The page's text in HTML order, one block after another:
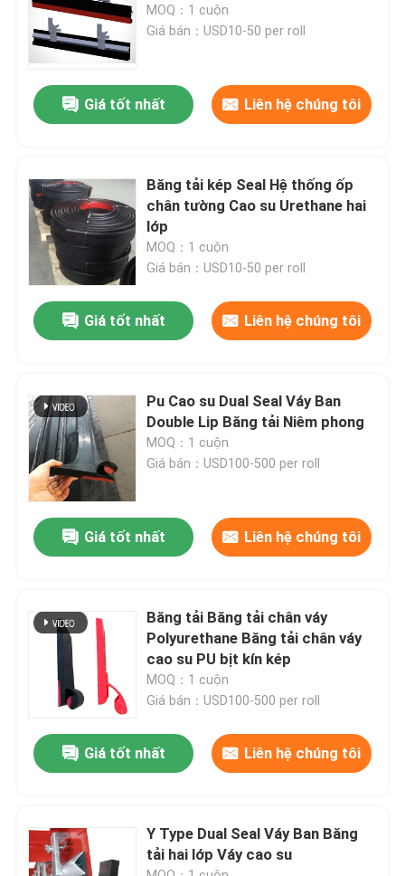
Sản phẩm
Video
Về chúng tôi
Kiểm soát chất lượng
Liên hệ chúng tôi
Tin tức
Lớp lót gốm Alumina
MOQ：1 cuộn
Giá bán：USD10-50 per roll
Giá tốt nhất Liên hệ chúng tôi
Băng tải kép Seal Hệ thống ốp
chân tường Cao su Urethane hai
lớp
MOQ：1 cuộn
Giá bán：USD10-50 per roll
Giá tốt nhất Liên hệ chúng tôi
Pu Cao su Dual Seal Váy Ban
Double Lip Băng tải Niêm phong
MOQ：1 cuộn
Giá bán：USD100-500 per roll
Giá tốt nhất Liên hệ chúng tôi
Băng tải Băng tải chân váy
Polyurethane Băng tải chân váy
cao su PU bịt kín kép
MOQ：1 cuộn
Giá bán：USD100-500 per roll
Giá tốt nhất Liên hệ chúng tôi
Y Type Dual Seal Váy Ban Băng
tải hai lớp Váy cao su